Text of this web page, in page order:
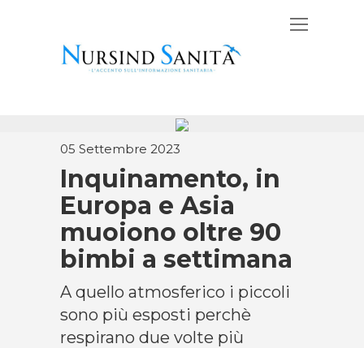
05 Settembre 2023
Inquinamento, in
Europa e Asia
muoiono oltre 90
bimbi a settimana
A quello atmosferico i piccoli
sono più esposti perchè
respirano due volte più